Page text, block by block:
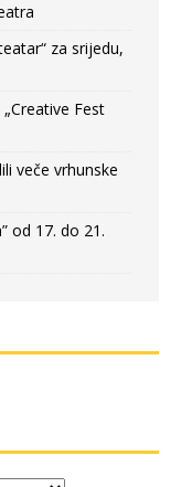
za srijedu,
Fest
veče vrhunske
od 17. do 21.